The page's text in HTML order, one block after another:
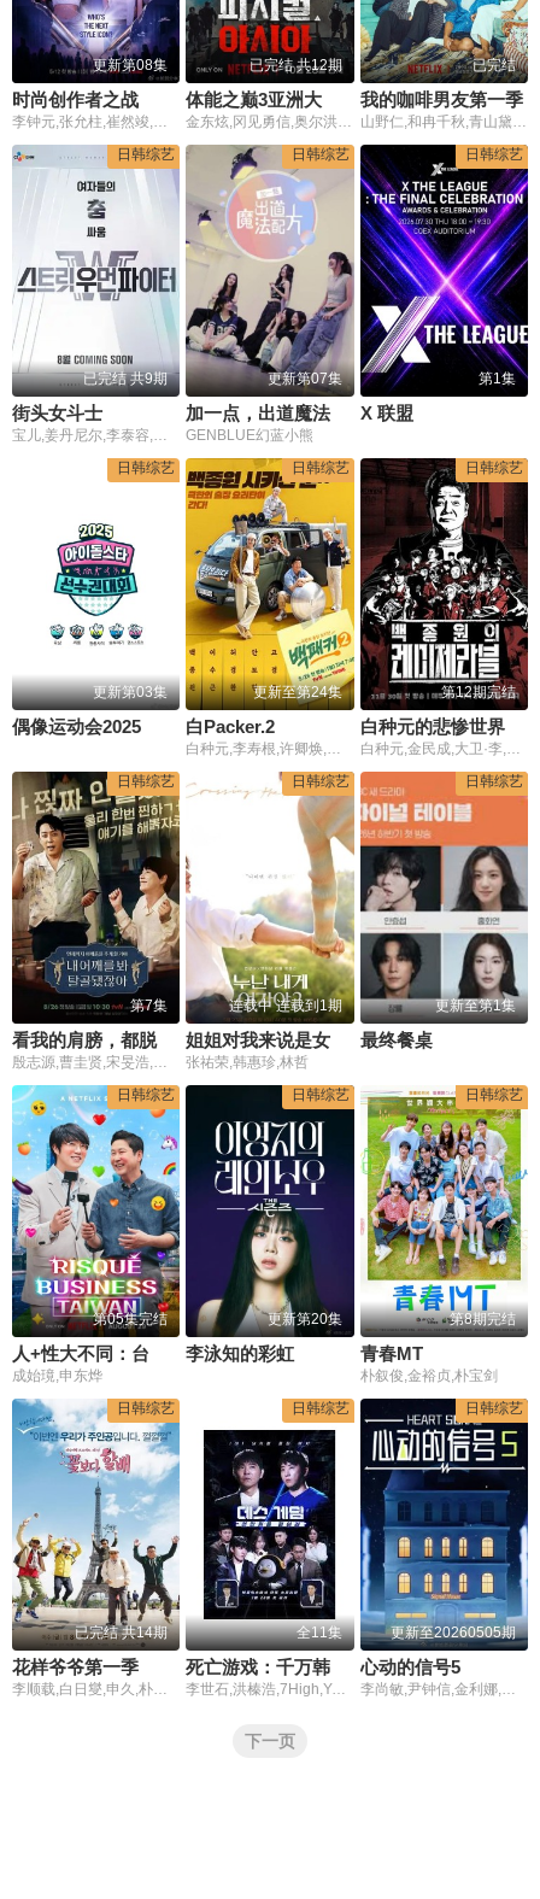
更新第08集
时尚创作者之战
李钟元,张允柱,崔然竣,池贤静,车正元,安雅琳,양갱
已完结 共12期
金东炫,冈见勇信,奥尔洪巴亚尔·巴亚尔赛汗,雷谢普·卡拉
已完结
我的咖啡男友第一季
山野仁,和冉千秋,青山黛玛,Durian Lollobrigida,德井义实
日韩综艺
已完结 共9期
街头女斗士
宝儿,姜丹尼尔,李泰容,黄尚勋
日韩综艺
更新第07集
加一点，出道魔法配方
GENBLUE幻蓝小熊
日韩综艺
第1集
X 联盟
日韩综艺
更新第03集
偶像运动会2025
日韩综艺
更新至第24集
白Packer.2
白种元,李寿根,许卿焕,安普贤,高庚杓
日韩综艺
第12期完结
白种元的悲惨世界
白种元,金民成,大卫·李,林泰訓,尹南鲁
日韩综艺
第7集
看我的肩膀，都脱臼了呀
殷志源,曹圭贤,宋旻浩,李柱延,黄礼志,崔智寿,文智勋
日韩综艺
连载中 连载到1期
张祐荣,韩惠珍,林哲
日韩综艺
更新至第1集
最终餐桌
日韩综艺
第05集完结
成始璄,申东烨
日韩综艺
更新第20集
李泳知的彩虹
日韩综艺
第8期完结
青春MT
朴叙俊,金裕贞,朴宝剑
日韩综艺
已完结 共14期
花样爷爷第一季
李顺载,白日燮,申久,朴根滢
日韩综艺
全11集
李世石,洪榛浩,7High,Yurisa,Pani Bottle,权圣晙,朴成雄,Pengsoo,张东民
日韩综艺
更新至20260505期
心动的信号5
李尚敏,尹钟信,金利娜,福富月,金相佑
下一页